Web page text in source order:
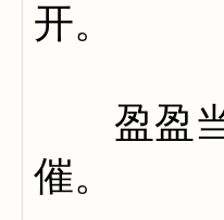
开。
盈盈当
催。